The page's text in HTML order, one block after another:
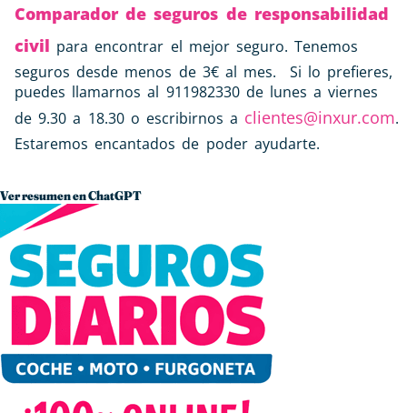
Comparador de seguros de responsabilidad
civil para encontrar el mejor seguro. Tenemos
seguros desde menos de 3€ al mes. Si lo prefieres,
puedes llamarnos al 911982330 de lunes a viernes
de 9.30 a 18.30 o escribirnos a clientes@inxur.com.
Estaremos encantados de poder ayudarte.
Ver resumen en ChatGPT